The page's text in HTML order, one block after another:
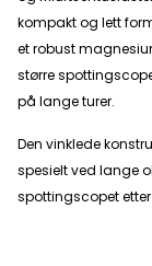
skarphet ved høye
styrke og lav
motvirke
værforhold. Frontlinsen er beskyttet av Kowas KR-belegg
som effektivt
bildekvalitet i felt. Den integrerte solskjermen bidrar
redusere
montering av
med Kowas tilbehørssystem TSN-
kompakt og lett
et robust
større
på lange turer.
Den vinklede
spesielt ved lange
spottingscopet